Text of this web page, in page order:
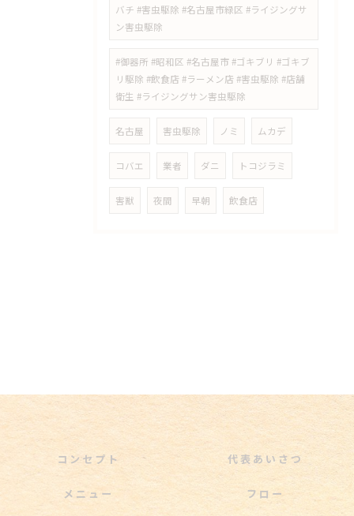
バチ #害虫駆除 #名古屋市緑区 #ライジングサ
ン害虫駆除
#御器所 #昭和区 #名古屋市 #ゴキブリ #ゴキブ
リ駆除 #飲食店 #ラーメン店 #害虫駆除 #店舗
衛生 #ライジングサン害虫駆除
名古屋 害虫駆除 ノミ ムカデ
コバエ 業者 ダニ トコジラミ
害獣 夜間 早朝 飲食店
コンセプト 代表あいさつ
メニュー フロー